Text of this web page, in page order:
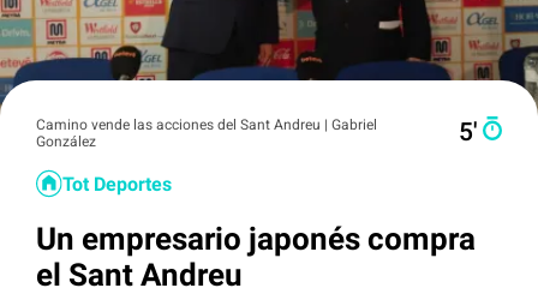
Camino vende las acciones del Sant Andreu | Gabriel
González
5′
Tot Deportes
Un empresario japonés compra
el Sant Andreu